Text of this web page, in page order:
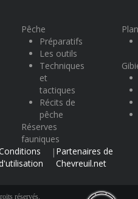
Pêche
Préparatifs
Les outils
Techniques
et
tactiques
Récits de
pêche
Réserves
fauniques
| Partenaires de
Chevreuil.net
réservés.